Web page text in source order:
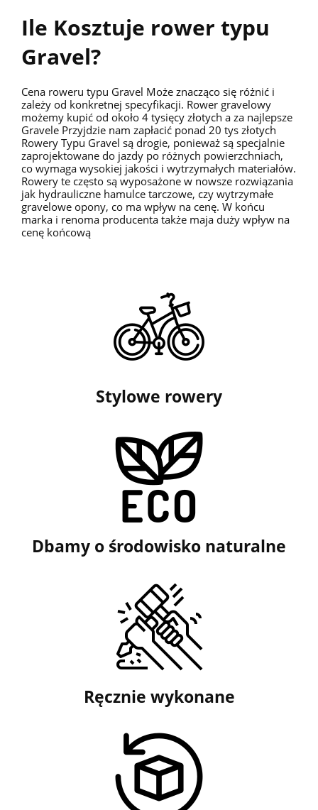
Ile Kosztuje rower typu
Gravel?
Cena roweru typu Gravel Może znacząco się różnić i
zależy od konkretnej specyfikacji. Rower gravelowy
możemy kupić od około 4 tysięcy złotych a za najlepsze
Gravele Przyjdzie nam zapłacić ponad 20 tys złotych
Rowery Typu Gravel są drogie, ponieważ są specjalnie
zaprojektowane do jazdy po różnych powierzchniach,
co wymaga wysokiej jakości i wytrzymałych materiałów.
Rowery te często są wyposażone w nowsze rozwiązania
jak hydrauliczne hamulce tarczowe, czy wytrzymałe
gravelowe opony, co ma wpływ na cenę. W końcu
marka i renoma producenta także maja duży wpływ na
cenę końcową
Stylowe rowery
Dbamy o środowisko naturalne
Ręcznie wykonane